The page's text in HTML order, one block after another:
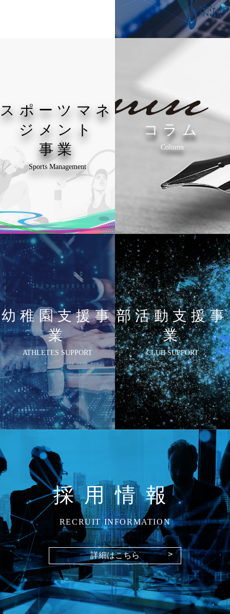
スポーツマネ
ジメント
事業
Sports Management
コラム
Column
幼稚園支援事
業
ATHLETES SUPPORT
部活動支援事
業
CLUB SUPPORT
採用情報
RECRUIT INFORMATION
詳細はこちら >